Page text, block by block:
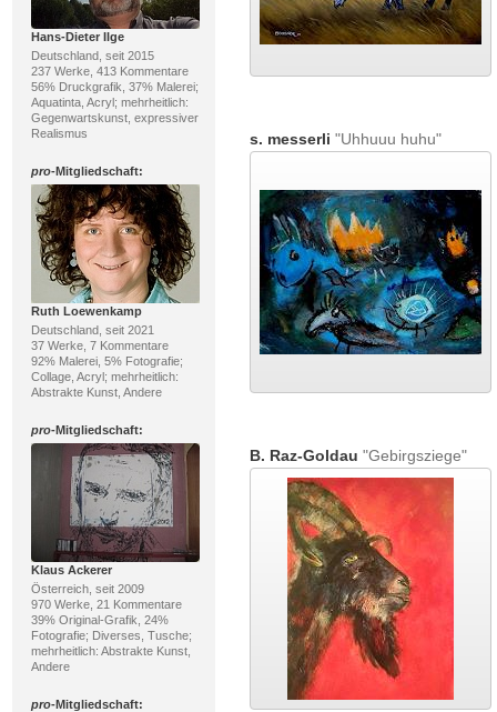
Hans-Dieter Ilge
Deutschland, seit 2015
237 Werke, 413 Kommentare
56% Druckgrafik, 37% Malerei;
Aquatinta, Acryl; mehrheitlich:
Gegenwartskunst, expressiver
Realismus
pro-Mitgliedschaft:
Ruth Loewenkamp
Deutschland, seit 2021
37 Werke, 7 Kommentare
92% Malerei, 5% Fotografie;
Collage, Acryl; mehrheitlich:
Abstrakte Kunst, Andere
pro-Mitgliedschaft:
Klaus Ackerer
Österreich, seit 2009
970 Werke, 21 Kommentare
39% Original-Grafik, 24%
Fotografie; Diverses, Tusche;
mehrheitlich: Abstrakte Kunst,
Andere
pro-Mitgliedschaft:
s. messerli "Uhhuuu huhu"
B. Raz-Goldau "Gebirgsziege"